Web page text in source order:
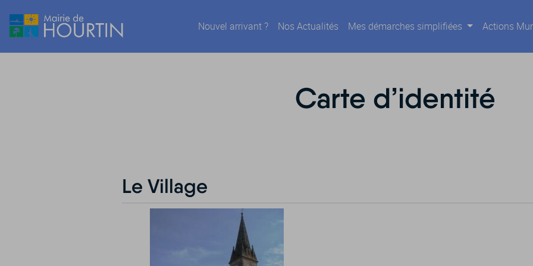
Nouvel arrivant ? Nos Actualités Mes démarches simplifiées Actions
Carte d’identité
Le Village